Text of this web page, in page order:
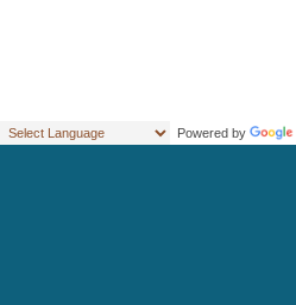
Powered by